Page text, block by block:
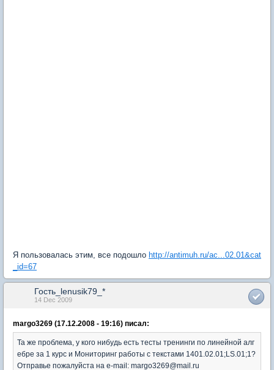
Я пользовалась этим, все подошло http://antimuh.ru/ac...02.01&cat
_id=67
Гость_lenusik79_*
14 Dec 2009
margo3269 (17.12.2008 - 19:16) писал:
Та же проблема, у кого нибудь есть тесты тренинги по линейной алг
ебре за 1 курс и Мониторинг работы с текстами 1401.02.01;LS.01;1?
Отправье пожалуйста на e-mail: margo3269@mail.ru